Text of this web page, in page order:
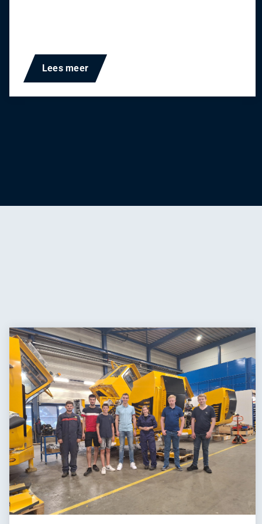
Lees meer